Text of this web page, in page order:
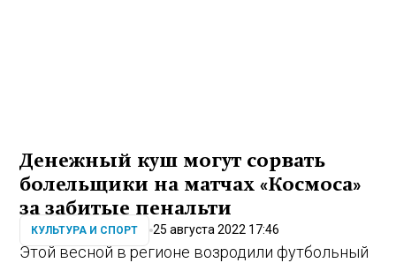
Денежный куш могут сорвать
болельщики на матчах «Космоса»
за забитые пенальти
КУЛЬТУРА И СПОРТ 25 августа 2022 17:46
Этой весной в регионе возродили футбольный